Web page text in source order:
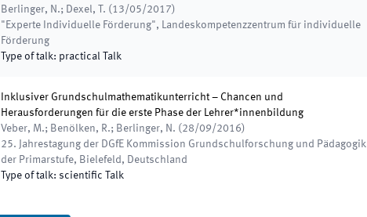
Berlinger, N.; Dexel, T. ( 13/05/2017)
"Experte Individuelle Förderung", Landeskompetenzzentrum für individuelle
Förderung
Type of talk: practical Talk
Inklusiver Grundschulmathematikunterricht – Chancen und
Herausforderungen für die erste Phase der Lehrer*innenbildung
Veber, M.; Benölken, R.; Berlinger, N. ( 28/09/2016)
25. Jahrestagung der DGfE Kommission Grundschulforschung und Pädagogik
der Primarstufe, Bielefeld, Deutschland
Type of talk: scientific Talk